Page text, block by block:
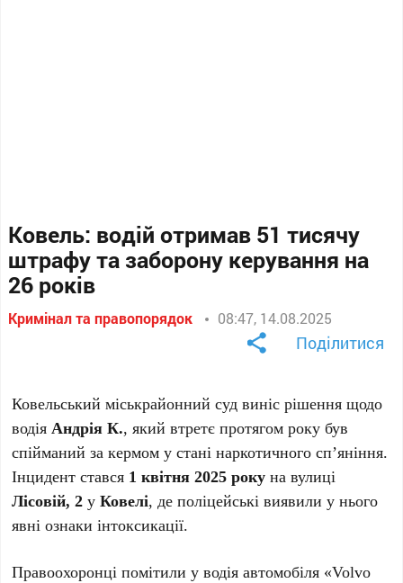
Ковель: водій отримав 51 тисячу
штрафу та заборону керування на
26 років
Кримінал та правопорядок 08:47, 14.08.2025
Поділитися
Ковельський міськрайонний суд виніс рішення щодо
водіяАндрія К., який втретє протягом року був
спійманий за кермом у стані наркотичного сп’яніння.
Інцидент стався 1 квітня 2025 року на вулиці
Лісовій, 2 уКовелі, де поліцейські виявили у нього
явні ознаки інтоксикації.
Правоохоронці помітили у водія автомобіля «Volvo